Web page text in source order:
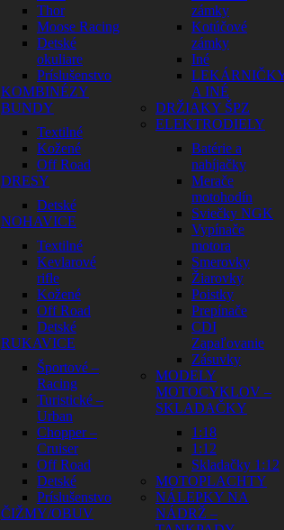
Thor
Moose Racing
Detské
okuliare
Príslušenstvo
KOMBINÉZY
BUNDY
Textilné
Kožené
Off Road
DRESY
Detské
NOHAVICE
Textilné
Kevlarové
rifle
Kožené
Off Road
Detské
RUKAVICE
Športové –
Racing
Turistické –
Urban
Chopper –
Cruiser
Off Road
Detské
Príslušenstvo
ČIŽMY/OBUV
zámky
Kotúčové
zámky
Iné
A INÉ
DRŽIAKY ŠPZ
ELEKTRODIELY
Batérie a
nabíjačky
Merače
motohodín
Sviečky NGK
Vypínače
motora
Smerovky
Žiarovky
Poistky
Prepínače
CDI
Zapaľovanie
Zásuvky
MODELY
MOTOCYKLOV –
SKLADAČKY
1:18
1:12
Skladačky 1:12
MOTOPLACHTY
NÁLEPKY NA
NÁDRŽ –